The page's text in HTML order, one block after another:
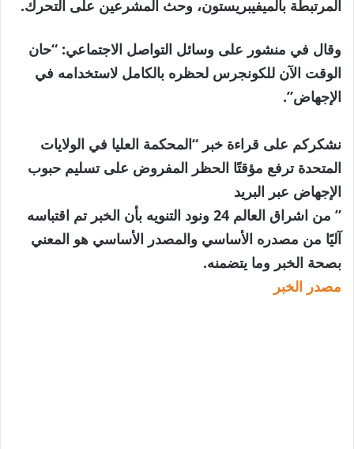
المرتبطة بالميفيبريستون، وحث المشرعين على التحرك.
وقال في منشور على وسائل التواصل الاجتماعي: “حان
الوقت الآن للكونجرس لحظره بالكامل لاستخدامه في
الإجهاض”.
نشكركم على قراءة خبر “المحكمة العليا في الولايات
المتحدة ترفع مؤقتًا الحظر المفروض على تسليم حبوب
الإجهاض عبر البريد
” من اشراق العالم 24 ونود التنويه بأن الخبر تم اقتباسه
آليًا من مصدره الأساسي والمصدر الأساسي هو المعني
بصحة الخبر وما يتضمنه.
مصدر الخبر